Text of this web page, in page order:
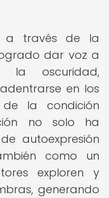
a través de la
dar voz a
oscuridad,
en los
la condición
no solo ha
autoexpresión
como un
exploren y
generando